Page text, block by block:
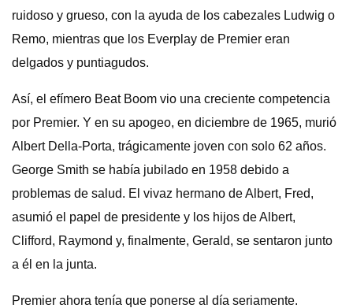
ruidoso y grueso, con la ayuda de los cabezales Ludwig o
Remo, mientras que los Everplay de Premier eran
delgados y puntiagudos.
Así, el efímero Beat Boom vio una creciente competencia
por Premier. Y en su apogeo, en diciembre de 1965, murió
Albert Della-Porta, trágicamente joven con solo 62 años.
George Smith se había jubilado en 1958 debido a
problemas de salud. El vivaz hermano de Albert, Fred,
asumió el papel de presidente y los hijos de Albert,
Clifford, Raymond y, finalmente, Gerald, se sentaron junto
a él en la junta.
Premier ahora tenía que ponerse al día seriamente.